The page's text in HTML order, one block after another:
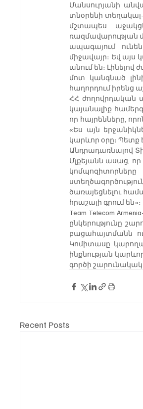
Մանսուրյանի
տնօրենի
մշտապես
ռազմավարության
ապագայում
միջավայր։ Եվ այս
անում են։
մոտ կանգնած
հաղորդում իրենց
ՀՀ ժողովրդական
կայանալիք
որ հայրենները,
«Ես այն
կարևոր օրը։ Պետք
Անդրադառնալով
Մլքեյանն ասաց,
ծառայեցնելու
հրաշալի գրում են»։
Team Telecom
ընկերությունը
բացահայտմանն
Կոմիտասը
ինքնության
գործի
Recent Posts